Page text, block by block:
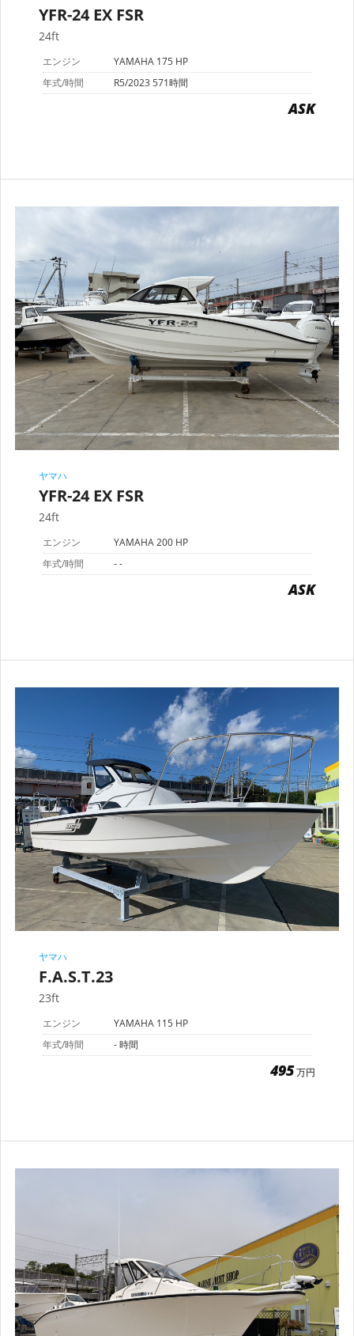
YFR-24 EX FSR
24ft
エンジン
YAMAHA 175 HP
年式/時間
R5/2023 571時間
ASK
ヤマハ
YFR-24 EX FSR
24ft
エンジン
YAMAHA 200 HP
年式/時間
- -
ASK
ヤマハ
F.A.S.T.23
23ft
エンジン
YAMAHA 115 HP
年式/時間
- 時間
495万円